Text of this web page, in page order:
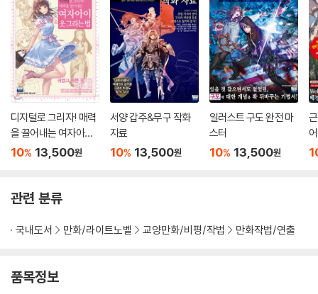
디지털로 그리자! 매력
을 끌어내는 여자아이
옷 그리는 법
10% 13,500원
서양 갑주&무구 작화
자료
10% 13,500원
일러스트 구도 완전 마
스터
10% 13,500원
관련 분류
국내도서 만화/라이트노벨 교양만화/비평/작법 만화작법/연출
품목정보